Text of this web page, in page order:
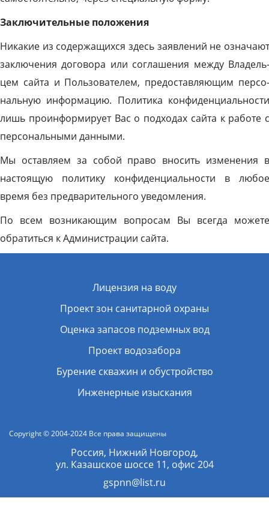
Зак­лю­читель­ные по­ложе­ния
Ни­какие из со­дер­жа­щих­ся здесь за­яв­ле­ний не оз­на­ча­ют
зак­лю­чения до­гово­ра или сог­ла­шения меж­ду Вла­дель­
цем cай­та и Поль­зо­вате­лем, пре­дос­тавля­ющим пер­со­
наль­ную ин­форма­цию. По­лити­ка кон­фи­ден­ци­аль­нос­ти
лишь про­ин­форми­ру­ет Вас о под­хо­дах cай­та к ра­боте с
пер­со­наль­ны­ми дан­ны­ми.
Мы оставляем за собой право вносить изменения в
настоящую политику конфиденциальности в любое
время без предварительного уведомления.
По всем возникающим вопросам Вы всегда можете
обратиться к Администрации сайта.
Лицензия на воду
Проект зон санитарной охраны
Оценка запасов подземных вод
Проект водозабора
Бурение скважин и обустройство
Инженерные изыскания
Copyright © 2004-2024 Все права защищены
Россия, Нижний Новгород,
ул. Казашское шоссе 11, офис 204
gspnn@list.ru